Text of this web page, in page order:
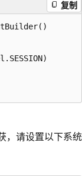
复制
，请设置以下系统